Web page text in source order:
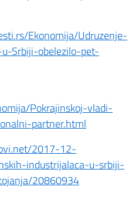
Ekonomija/Udruzenje-
Srbiji-obelezilo-pet-
Pokrajinskoj-vladi-
partner.html
2017-12-
industrijalaca-u-srbiji-
20860934